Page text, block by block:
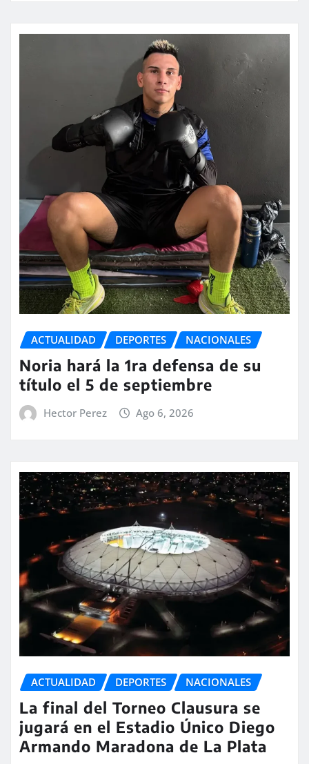
ACTUALIDAD DEPORTES NACIONALES
Noria hará la 1ra defensa de su
título el 5 de septiembre
Hector Perez Ago 6, 2026
ACTUALIDAD DEPORTES NACIONALES
La final del Torneo Clausura se
jugará en el Estadio Único Diego
Armando Maradona de La Plata